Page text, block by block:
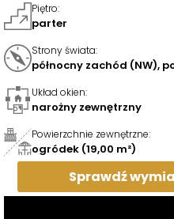
Piętro:
parter
Strony świata:
północny zachód (NW),
Układ okien:
narożny zewnętrzny
Powierzchnie zewnętrzne:
ogródek (19,00 m²)
Sprawdź